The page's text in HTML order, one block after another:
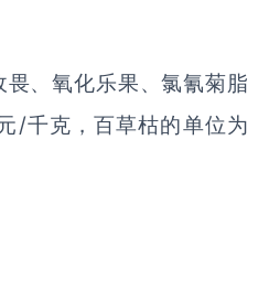
、氧化乐果、氯氰菊脂
/千克，百草枯的单位为